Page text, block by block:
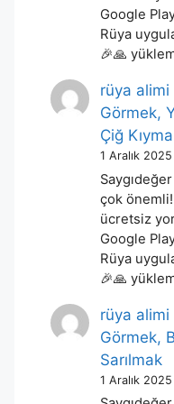
Google
Rüya
🎉🙏
rüya alimi
Görmek,
Çiğ
1 Aralık 2025
çok
ücretsiz
Google
Rüya
🎉🙏
rüya alimi
Görmek,
Sarılmak
1 Aralık 2025